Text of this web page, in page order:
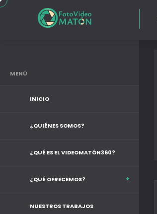
MENÚ
INICIO
¿QUIÉNES SOMOS?
¿QUÉ ES EL VIDEOMATÓN360?
¿QUÉ OFRECEMOS?
NUESTROS TRABAJOS